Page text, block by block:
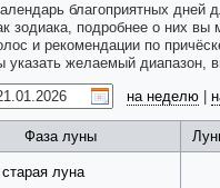
благоприятных
зодиака, подробнее о них вы
и рекомендации по
указать желаемый
на неделю
Фаза луны
старая луна